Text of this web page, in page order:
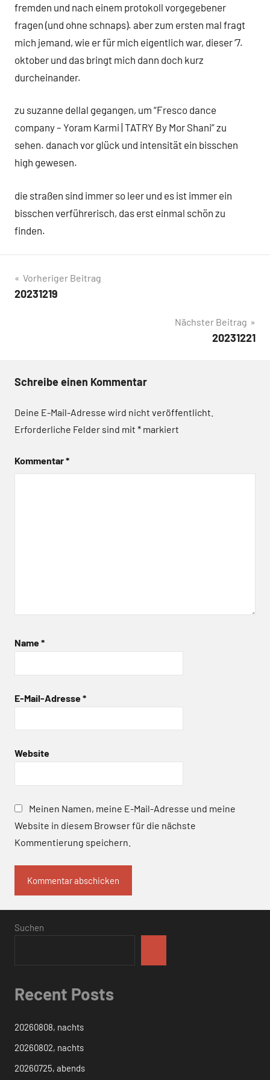
fremden und nach einem protokoll vorgegebener
fragen (und ohne schnaps). aber zum ersten mal fragt
mich jemand, wie er für mich eigentlich war, dieser ‘7.
oktober und das bringt mich dann doch kurz
durcheinander.
zu suzanne dellal gegangen, um “Fresco dance
company – Yoram Karmi | TATRY By Mor Shani” zu
sehen. danach vor glück und intensität ein bisschen
high gewesen.
die straßen sind immer so leer und es ist immer ein
bisschen verführerisch, das erst einmal schön zu
finden.
Beitragsnavigation
Vorheriger Beitrag
20231219
Nächster Beitrag
20231221
Schreibe einen Kommentar
Deine E-Mail-Adresse wird nicht veröffentlicht.
Erforderliche Felder sind mit * markiert
Kommentar*
Name*
E-Mail-Adresse*
Website
Meinen Namen, meine E-Mail-Adresse und meine
Website in diesem Browser für die nächste
Kommentierung speichern.
Suchen
Recent Posts
20260808, nachts
20260802, nachts
20260725, abends